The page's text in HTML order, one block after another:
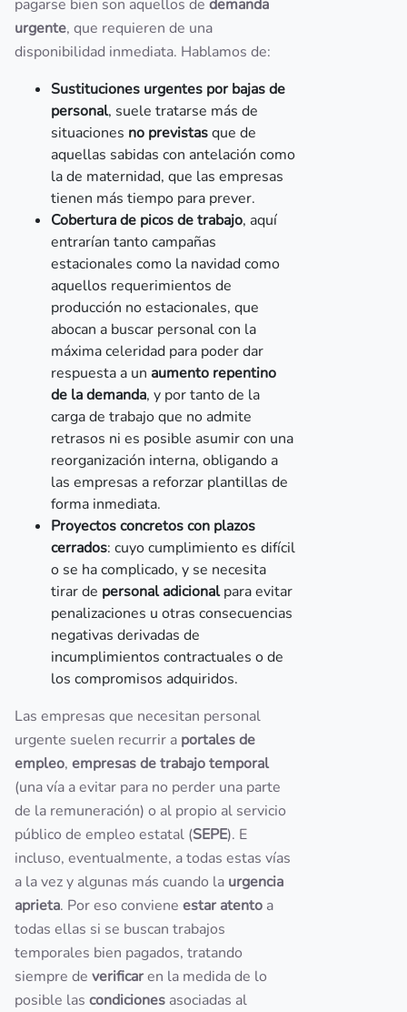
pagarse bien son aquellos de demanda
urgente, que requieren de una
disponibilidad inmediata. Hablamos de:
Sustituciones urgentes por bajas de
personal, suele tratarse más de
situaciones no previstasque de
aquellas sabidas con antelación como
la de maternidad, que las empresas
tienen más tiempo para prever.
Cobertura de picos de trabajo, aquí
entrarían tanto campañas
estacionales como la navidad como
aquellos requerimientos de
producción no estacionales, que
abocan a buscar personal con la
máxima celeridad para poder dar
respuesta a un aumento repentino
de la demanda, y por tanto de la
carga de trabajo que no admite
retrasos ni es posible asumir con una
reorganización interna, obligando a
las empresas a reforzar plantillas de
forma inmediata.
Proyectos concretos con plazos
cerrados: cuyo cumplimiento es difícil
o se ha complicado, y se necesita
tirar de personal adicionalpara evitar
penalizaciones u otras consecuencias
negativas derivadas de
incumplimientos contractuales o de
los compromisos adquiridos.
Las empresas que necesitan personal
urgente suelen recurrir a portales de
empleo, empresas de trabajo temporal
(una vía a evitar para no perder una parte
de la remuneración) o al propio al servicio
público de empleo estatal (SEPE). E
incluso, eventualmente, a todas estas vías
a la vez y algunas más cuando la urgencia
aprieta. Por eso conviene estar atento a
todas ellas si se buscan trabajos
temporales bien pagados, tratando
siempre de verificaren la medida de lo
posible las condiciones asociadas al